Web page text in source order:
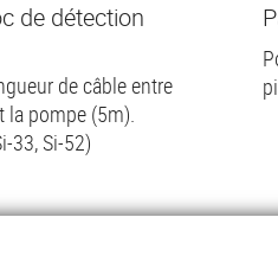
de détection
de câble entre
la pompe (5m).
33, Si-52)